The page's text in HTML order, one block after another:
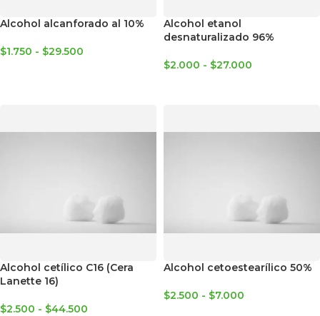
Alcohol alcanforado al 10%
$1.750 - $29.500
Alcohol etanol
desnaturalizado 96%
$2.000 - $27.000
Alcohol cetílico C16 (Cera
Lanette 16)
$2.500 - $44.500
Alcohol cetoestearílico 50%
$2.500 - $7.000